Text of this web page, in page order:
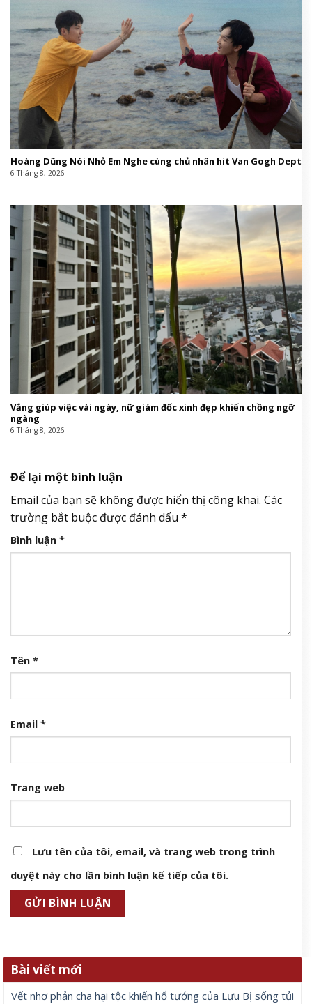
Hoàng Dũng Nói Nhỏ Em Nghe cùng chủ nhân hit Van Gogh Dept
6 Tháng 8, 2026
Vắng giúp việc vài ngày, nữ giám đốc xinh đẹp khiến chồng ngỡ
ngàng
6 Tháng 8, 2026
Để lại một bình luận
Email của bạn sẽ không được hiển thị công khai. Các
trường bắt buộc được đánh dấu *
Bình luận *
Tên *
Email *
Trang web
Lưu tên của tôi, email, và trang web trong trình
duyệt này cho lần bình luận kế tiếp của tôi.
Bài viết mới
Vết nhơ phản cha hại tộc khiến hổ tướng của Lưu Bị sống tủi